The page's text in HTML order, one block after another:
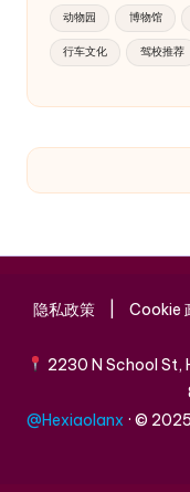
动物园 博物馆
行车文化 驾校推荐
隐私政策 Cookie
2230 N School St,
@Hexiaolanx · © 2025